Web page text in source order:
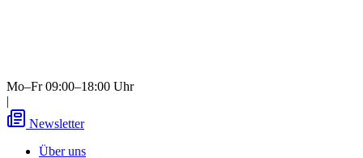
Mo–Fr 09:00–18:00 Uhr
|
Newsletter
Über uns